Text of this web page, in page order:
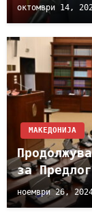
октомври 14,
МАКЕДОНИЈА
за
ноември 26,